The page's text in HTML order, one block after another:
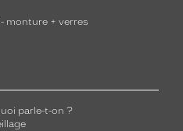
monture + verres
parle-t-on ?